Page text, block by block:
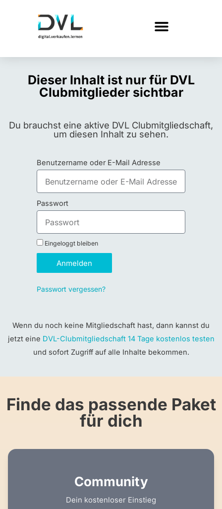
Dieser Inhalt ist nur für DVL
Clubmitglieder sichtbar
Du brauchst eine aktive DVL Clubmitgliedschaft,
um diesen Inhalt zu sehen.
Benutzername oder E-Mail Adresse
Passwort
Eingeloggt bleiben
Anmelden
Passwort vergessen?
Wenn du noch keine Mitgliedschaft hast, dann kannst du
jetzt eine DVL-Clubmitgliedschaft 14 Tage kostenlos testen
und sofort Zugriff auf alle Inhalte bekommen.
Finde das passende Paket
für dich
Community
Dein kostenloser Einstieg